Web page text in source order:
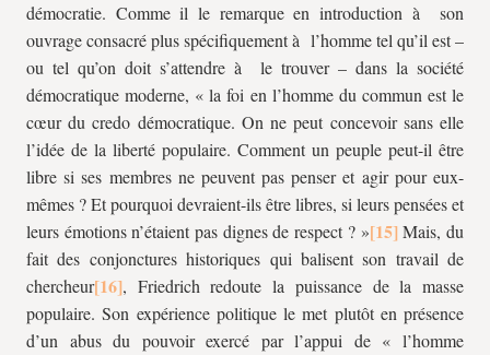
démocratie. Comme il le remarque en introduction à son
ouvrage consacré plus spécifiquement à l’homme tel qu’il est –
ou tel qu’on doit s’attendre à le trouver – dans la société
démocratique moderne, « la foi en l’homme du commun est le
cœur du credo démocratique. On ne peut concevoir sans elle
l’idée de la liberté populaire. Comment un peuple peut-il être
libre si ses membres ne peuvent pas penser et agir pour eux-
mêmes ? Et pourquoi devraient-ils être libres, si leurs pensées et
leurs émotions n’étaient pas dignes de respect ? »
Mais, du
fait des conjonctures historiques qui balisent son travail de
chercheur
, Friedrich redoute la puissance de la masse
populaire. Son expérience politique le met plutôt en présence
d’un abus du pouvoir exercé par l’appui de « l’homme